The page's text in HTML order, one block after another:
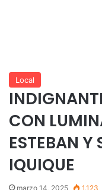
Local
CON
ESTEBAN Y
IQUIQUE
marzo 14, 2025 1.123